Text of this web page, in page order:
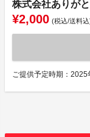
株式会社ありが
¥2,000 (税込/送料込
ご提供予定時期：2025